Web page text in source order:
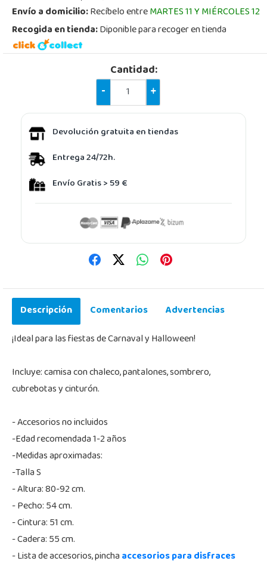
Envío a domicilio:Recíbelo entreMARTES 11 Y MIÉRCOLES 12
Recogida en tienda:Diponible para recoger en tienda
Cantidad:
-
+
Devolución gratuita en tiendas
Entrega 24/72h.
Envío Gratis > 59 €
Descripción Comentarios
Advertencias
¡Ideal para las fiestas de Carnaval y Halloween!
Incluye: camisa con chaleco, pantalones, sombrero,
cubrebotas y cinturón.
- Accesorios no incluidos
-Edad recomendada 1-2 años
-Medidas aproximadas:
-Talla S
- Altura: 80-92 cm.
- Pecho: 54 cm.
- Cintura: 51 cm.
- Cadera: 55 cm.
- Lista de accesorios, pinchaaccesorios para disfraces